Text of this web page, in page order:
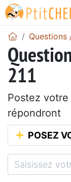
Questions
211
Postez
répondront
POSEZ